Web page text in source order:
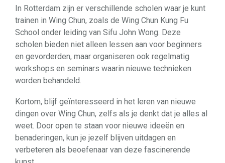
In Rotterdam zijn er verschillende scholen waar je kunt
trainen in Wing Chun, zoals de Wing Chun Kung Fu
School onder leiding van Sifu John Wong. Deze
scholen bieden niet alleen lessen aan voor beginners
en gevorderden, maar organiseren ook regelmatig
workshops en seminars waarin nieuwe technieken
worden behandeld.
Kortom, blijf geïnteresseerd in het leren van nieuwe
dingen over Wing Chun, zelfs als je denkt dat je alles al
weet. Door open te staan voor nieuwe ideeën en
benaderingen, kun je jezelf blijven uitdagen en
verbeteren als beoefenaar van deze fascinerende